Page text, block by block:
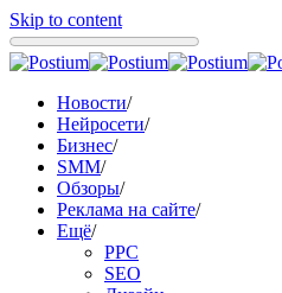
Skip to content
Новости/
Нейросети/
Бизнес/
SMM/
Обзоры/
Реклама на сайте/
Ещё/
PPC
SEO